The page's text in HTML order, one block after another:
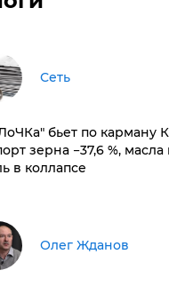
Сеть
бьет по карману
зерна −37,6 %, масла
в коллапсе
Олег Жданов